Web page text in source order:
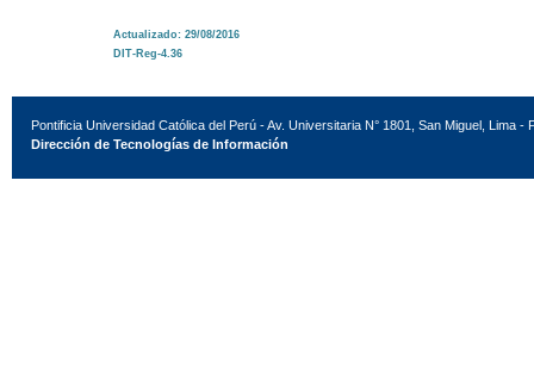
Actualizado: 29/08/2016
DIT-Reg-4.36
Pontificia Universidad Católica del Perú - Av. Universitaria N° 1801, San Miguel, Lima -
Dirección de Tecnologías de Información